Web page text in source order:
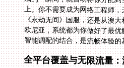
智能调配的结合，是流畅体验的
全平台覆盖与无限流量